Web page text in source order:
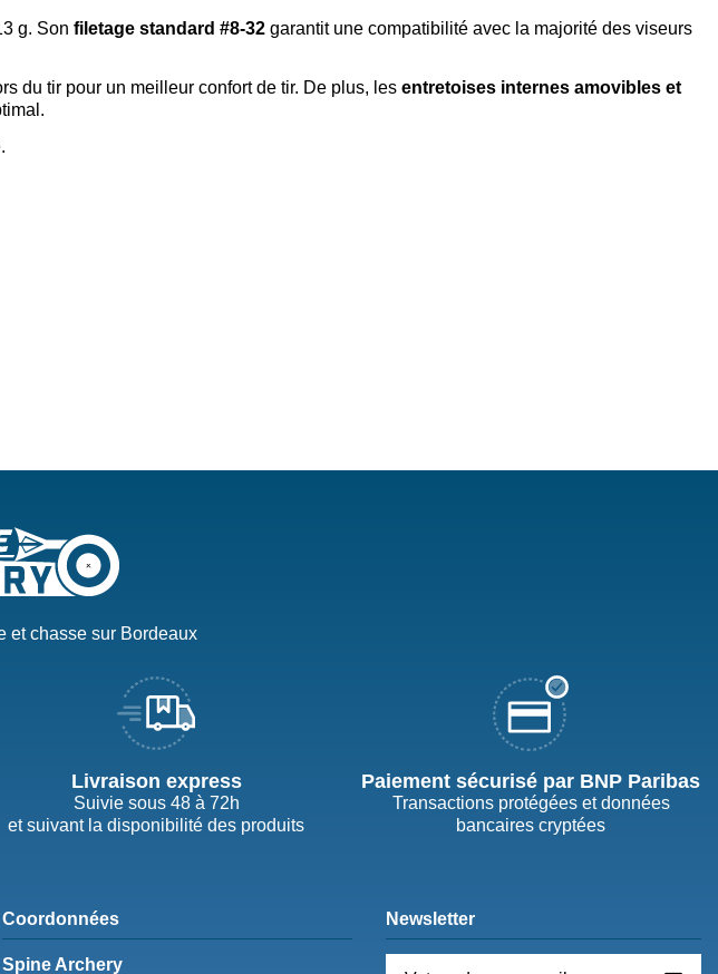
g. Son filetage standard #8-32 garantit une compatibilité avec la majorité des viseurs
du tir pour un meilleur confort de tir. De plus, les entretoises internes amovibles et
et chasse sur Bordeaux
Livraison express
Suivie sous 48 à 72h
et suivant la disponibilité des produits
Paiement sécurisé par BNP Paribas
Transactions protégées et données
bancaires cryptées
Coordonnées
Spine Archery
Newsletter